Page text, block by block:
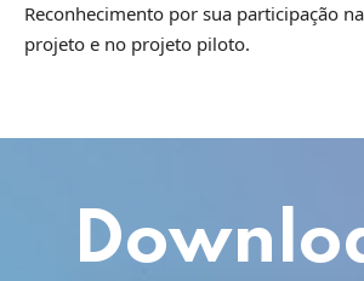
Reconhecimento por sua participação
projeto e no projeto piloto.